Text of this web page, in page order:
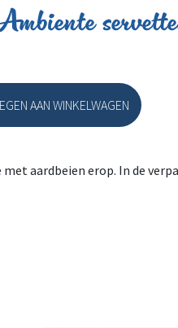
servetten aantal
AAN WINKELWAGEN
aardbeien erop. In de